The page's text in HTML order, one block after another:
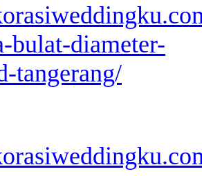
bulat-diameter-
tangerang/